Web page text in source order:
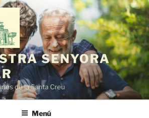
SENYORA
de la Santa Creu
Menú